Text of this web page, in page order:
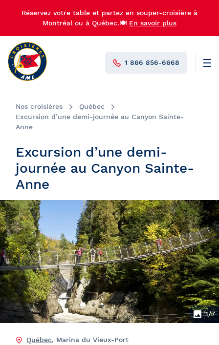
Réservez votre table et partez en souper-croisière à
Montréal ou à Québec.🍽️ En savoir plus
1 866 856-6668
Nos croisières
Québec
Excursion d’une demi-journée au Canyon Sainte-
Anne
Excursion d’une demi-
journée au Canyon Sainte-
Anne
Québec, Marina du Vieux-Port
1/7